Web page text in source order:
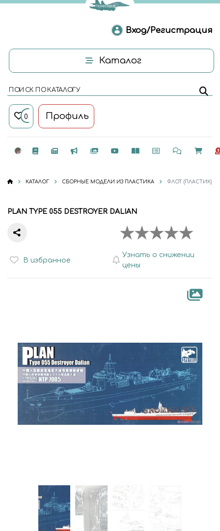
Вход/Регистрация
Каталог
ПОИСК ПО КАТАЛОГУ
0 Профиль
КАТАЛОГ СБОРНЫЕ МОДЕЛИ ИЗ ПЛАСТИКА ФЛОТ (ПЛАСТИК)
PLAN TYPE 055 DESTROYER DALIAN
В избранное
Узнать о снижении
цены